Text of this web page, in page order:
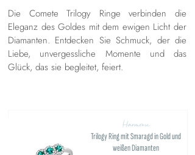
Die Comete Trilogy Ringe verbinden die
Eleganz des Goldes mit dem ewigen Licht der
Diamanten. Entdecken Sie Schmuck, der die
Liebe, unvergessliche Momente und das
Glück, das sie begleitet, feiert.
Harmonie
Trilogy Ring mit Smaragd in Gold und
weißen Diamanten